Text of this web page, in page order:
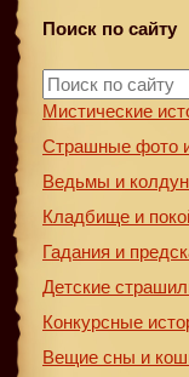
Поиск по сайту
Мистические
Страшные фото
Ведьмы и
Кладбище и
Гадания и
Детские
Конкурсные
Вещие сны и